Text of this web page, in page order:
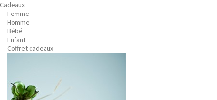
Cadeaux
Femme
Homme
Bébé
Enfant
Coffret cadeaux